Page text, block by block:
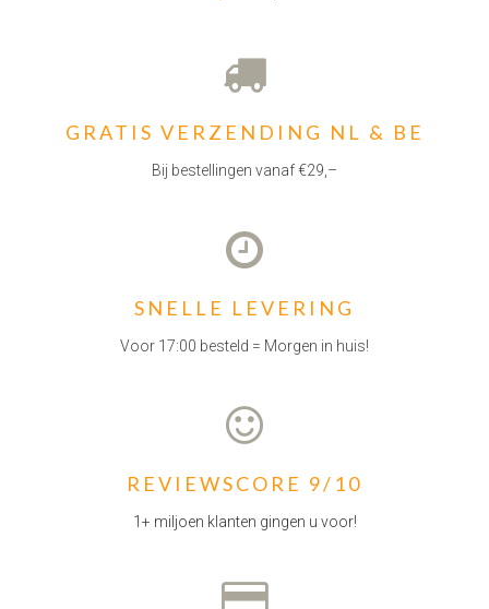
GRATIS VERZENDING NL & BE
Bij bestellingen vanaf €29,–
SNELLE LEVERING
Voor 17:00 besteld = Morgen in huis!
REVIEWSCORE 9/10
1+ miljoen klanten gingen u voor!